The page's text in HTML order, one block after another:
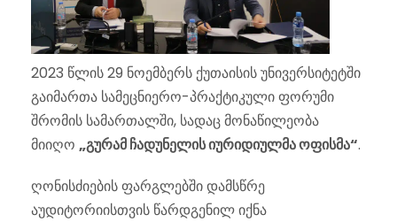
2023 წლის 29 ნოემბერს ქუთაისის უნივერსიტეტში
გაიმართა სამეცნიერო-პრაქტიკული ფორუმი
შრომის სამართალში, სადაც მონაწილეობა
მიიღო „გურამ ჩადუნელის იურიდიულმა ოფისმა“.
ღონისძიების ფარგლებში დამსწრე
აუდიტორიისთვის წარდგენილ იქნა